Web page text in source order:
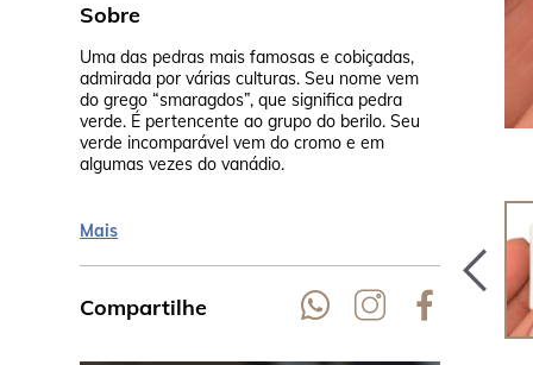
Sobre
Uma das pedras mais famosas e cobiçadas,
admirada por várias culturas. Seu nome vem
do grego “smaragdos”, que significa pedra
verde. É pertencente ao grupo do berilo. Seu
verde incomparável vem do cromo e em
algumas vezes do vanádio.
Tanto os
mesmo
pedra,
incontestável.
Mais
Compartilhe